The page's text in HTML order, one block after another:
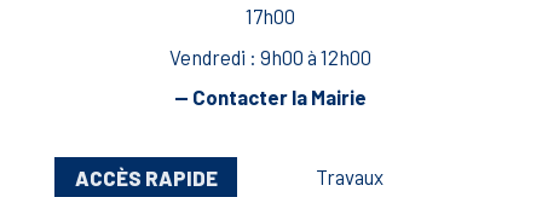
17h00
Vendredi : 9h00 à 12h00
— Contacter la Mairie
ACCÈS RAPIDE
Travaux